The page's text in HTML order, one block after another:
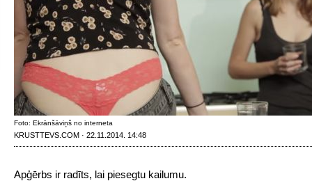
Foto: Ekrānšāviņš no interneta
KRUSTTEVS.COM · 22.11.2014. 14:48
Apģērbs ir radīts, lai piesegtu kailumu.